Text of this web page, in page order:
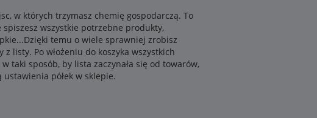
w których trzymasz chemię gospodarczą. To
wszystkie potrzebne produkty,
temu o wiele sprawniej zrobisz
listy. Po włożeniu do koszyka wszystkich
taki sposób, by lista zaczynała się od towarów,
półek w sklepie.